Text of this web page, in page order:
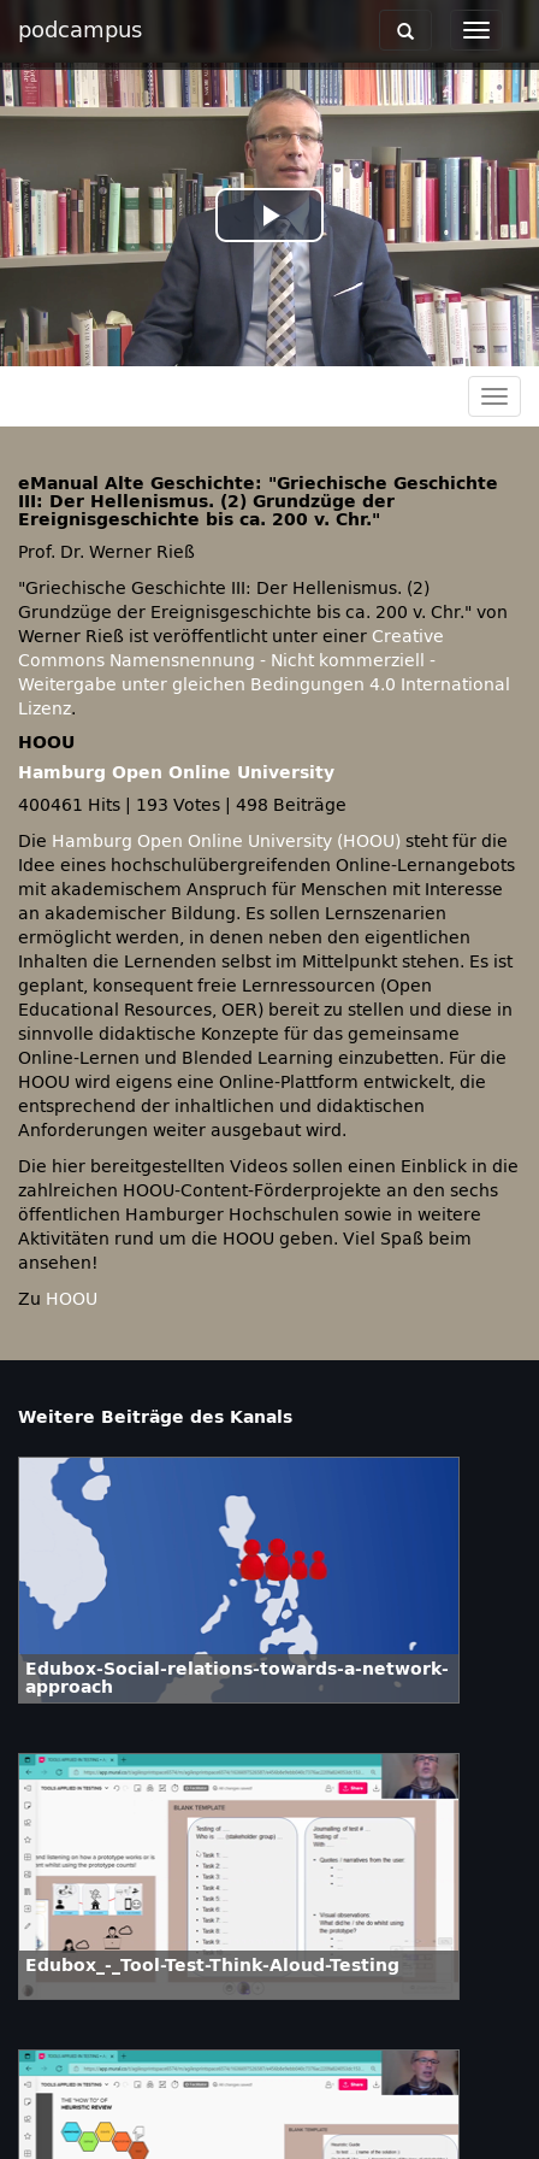
podcampus
Toggle
Toggle
navigation
Play
Video
eManual Alte Geschichte: "Griechische Geschichte
III: Der Hellenismus. (2) Grundzüge der
Ereignisgeschichte bis ca. 200 v. Chr."
Prof. Dr. Werner Rieß
"Griechische Geschichte III: Der Hellenismus. (2)
Grundzüge der Ereignisgeschichte bis ca. 200 v. Chr." von
Werner Rieß ist veröffentlicht unter einer Creative
Commons Namensnennung - Nicht kommerziell -
Weitergabe unter gleichen Bedingungen 4.0 International
Lizenz.
HOOU
Hamburg Open Online University
400461 Hits
193 Votes
498 Beiträge
Die Hamburg Open Online University (HOOU) steht für die
Idee eines hochschulübergreifenden Online-Lernangebots
mit akademischem Anspruch für Menschen mit Interesse
an akademischer Bildung. Es sollen Lernszenarien
ermöglicht werden, in denen neben den eigentlichen
Inhalten die Lernenden selbst im Mittelpunkt stehen. Es ist
geplant, konsequent freie Lernressourcen (Open
Educational Resources, OER) bereit zu stellen und diese in
sinnvolle didaktische Konzepte für das gemeinsame
Online-Lernen und Blended Learning einzubetten. Für die
HOOU wird eigens eine Online-Plattform entwickelt, die
entsprechend der inhaltlichen und didaktischen
Anforderungen weiter ausgebaut wird.
Die hier bereitgestellten Videos sollen einen Einblick in die
zahlreichen HOOU-Content-Förderprojekte an den sechs
öffentlichen Hamburger Hochschulen sowie in weitere
Aktivitäten rund um die HOOU geben. Viel Spaß beim
ansehen!
Zu HOOU
Weitere Beiträge des Kanals
Edubox-Social-relations-towards-a-network-
approach
Edubox_-_Tool-Test-Think-Aloud-Testing